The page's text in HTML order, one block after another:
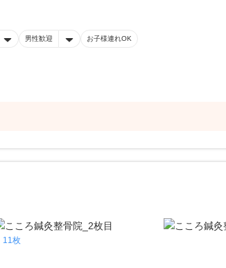
男性歓迎 お子様連れOK
11枚